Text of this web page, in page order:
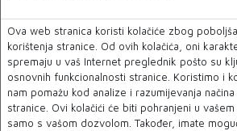
ALEKSANDRA RADOVIĆ O
Možete očekivati dobru svirku,
vrhunsku atmosferu!
Ova web stranica koristi kolačiće zbog
korištenja stranice. Od ovih kolačića, oni
spremaju u vaš Internet preglednik pošto su
osnovnih funkcionalnosti stranice. Koristimo i
nam pomažu kod analize i razumijevanja
stranice. Ovi kolačići će biti pohranjeni u
samo s vašom dozvolom. Također, imate